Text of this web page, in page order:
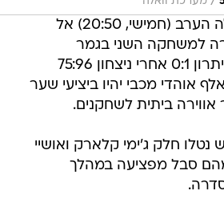
מכבי תל אביב תעלה הערב (חמישי, 20:50) אל
למשחקה השני בגמר
הפלייאוף, כשהיא ביתרון 0:1 אחרי ניצחון 75:96
אוהדי מכבי יהיו ביציעי שער
חלק ג'ימי קלארק ואושיי
סבל מפציעה במהלך